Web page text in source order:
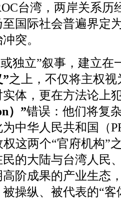
台湾，两岸关系历
国际社会普遍界定
突。
独立”叙事，建立在
之上，不仅将主权
体，更在方法论上
）”错误：他们将复
中华人民共和国（
权这两个“官府机构”
的大陆与台湾人民
阶成果的产业生态
操纵、被代表的“客